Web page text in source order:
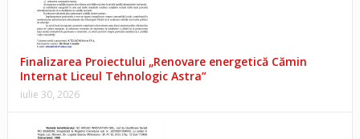
Finalizarea Proiectului „Renovare energetică Cămin
Internat Liceul Tehnologic Astra”
iulie 30, 2026